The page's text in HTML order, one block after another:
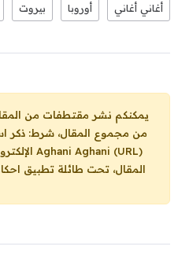
أغاني أغاني أوروبا بيروت
من مجموع المقال، شرط: ذكر
Aghani Aghani (URL)
المقال، تحت طائلة تطبيق